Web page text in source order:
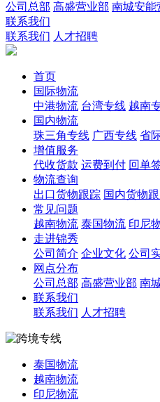
公司总部 高盛营业部 南城安能
联系我们
联系我们 人才招聘
首页
国际物流
中港物流 台湾专线 越南
国内物流
珠三角专线 广西专线 省
增值服务
代收货款 运费到付 回单
物流查询
出口货物跟踪 国内货物
常见问题
越南物流 泰国物流 印尼
走进锦秀
公司简介 企业文化 公司
网点分布
公司总部 高盛营业部 南
联系我们
联系我们 人才招聘
泰国物流
越南物流
印尼物流